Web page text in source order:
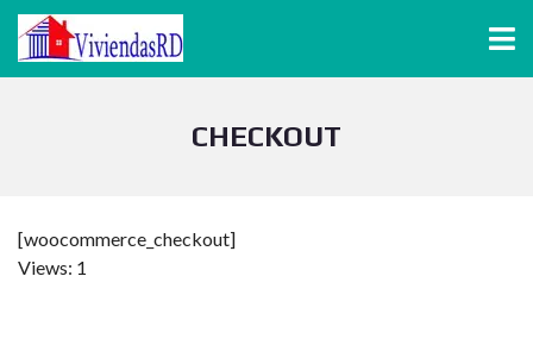
CHECKOUT
[woocommerce_checkout]
Views: 1